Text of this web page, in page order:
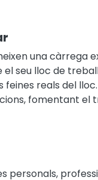
una càrrega
seu lloc de
reals del
fomentant el
personals,